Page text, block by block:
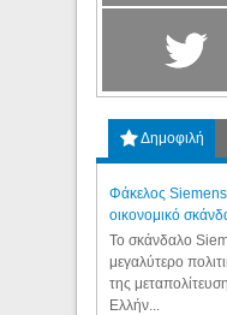
Δημοφιλή
Φάκελος Siemens:
οικονομικό
Το σκάνδαλο
μεγαλύτερο
της
Ελλήν...